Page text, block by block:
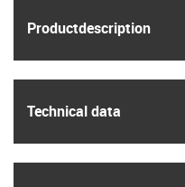
Product­description
Technical data